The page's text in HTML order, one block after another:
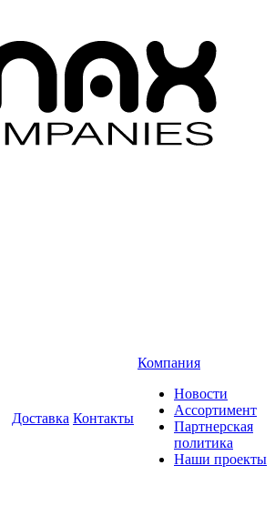
Доставка Контакты
Компания
Новости
Ассортимент
Партнерская
политика
Наши проекты